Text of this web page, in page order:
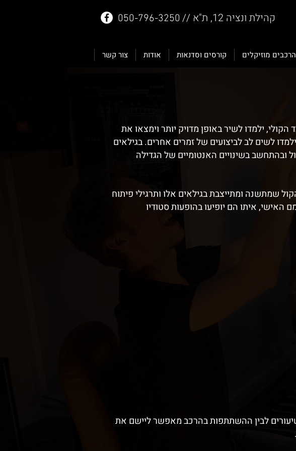
050-796-3250 קהילת ונציה 12, ת"א //
הרכבים מוזיקלים קורסים וסדנאות אודות צור קשר
ילמדו לשיר באופן מדויק יותר וימצאו את
לשים לב לביצועים של זמרים אחרים. בגילאים
ובהתחשב בשינויים האנטומיים של הגדילה
שמתשנה ומתייצבת בגילאים אלו ותרגילי פיתוח
איתו הם יופיעו בהופעות סטודיו
לבין ההשתתפות בהרכב מאפשר ליישם את